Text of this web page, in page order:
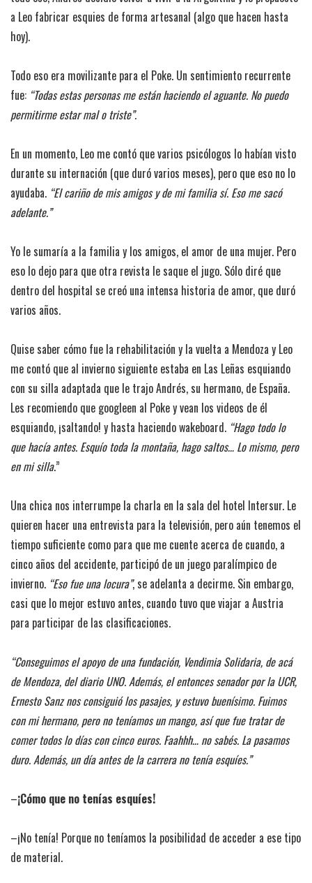
a Leo fabricar esquies de forma artesanal (algo que hacen hasta
hoy).
Todo eso era movilizante para el Poke. Un sentimiento recurrente
fue: “Todas estas personas me están haciendo el aguante. No puedo
permitirme estar mal o triste”.
En un momento, Leo me contó que varios psicólogos lo habían visto
durante su internación (que duró varios meses), pero que eso no lo
ayudaba. “El cariño de mis amigos y de mi familia sí. Eso me sacó
adelante.”
Yo le sumaría a la familia y los amigos, el amor de una mujer. Pero
eso lo dejo para que otra revista le saque el jugo. Sólo diré que
dentro del hospital se creó una intensa historia de amor, que duró
varios años.
Quise saber cómo fue la rehabilitación y la vuelta a Mendoza y Leo
me contó que al invierno siguiente estaba en Las Leñas esquiando
con su silla adaptada que le trajo Andrés, su hermano, de España.
Les recomiendo que googleen al Poke y vean los videos de él
esquiando, ¡saltando! y hasta haciendo wakeboard. “Hago todo lo
que hacía antes. Esquío toda la montaña, hago saltos… Lo mismo, pero
en mi silla.”
Una chica nos interrumpe la charla en la sala del hotel Intersur. Le
quieren hacer una entrevista para la televisión, pero aún tenemos el
tiempo suficiente como para que me cuente acerca de cuando, a
cinco años del accidente, participó de un juego paralímpico de
invierno. “Eso fue una locura”, se adelanta a decirme. Sin embargo,
casi que lo mejor estuvo antes, cuando tuvo que viajar a Austria
para participar de las clasificaciones.
“Conseguimos el apoyo de una fundación, Vendimia Solidaria, de acá
de Mendoza, del diario UNO. Además, el entonces senador por la UCR,
Ernesto Sanz nos consiguió los pasajes, y estuvo buenísimo. Fuimos
con mi hermano, pero no teníamos un mango, así que fue tratar de
comer todos lo días con cinco euros. Faahhh… no sabés. La pasamos
duro. Además, un día antes de la carrera no tenía esquíes.”
–¡Cómo que no tenías esquíes!
–¡No tenía! Porque no teníamos la posibilidad de acceder a ese tipo
de material.